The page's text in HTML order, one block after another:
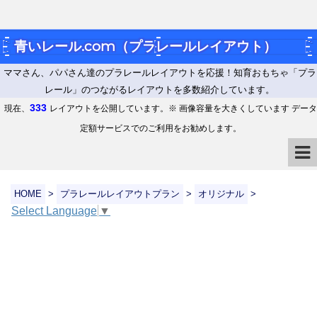
青いレール.com（プラレールレイアウト）
ママさん、パパさん達のプラレールレイアウトを応援！知育おもちゃ「プラ
レール」のつながるレイアウトを多数紹介しています。
現在、 333 レイアウトを公開しています。※ 画像容量を大きくしています データ
定額サービスでのご利用をお勧めします。
HOME > プラレールレイアウトプラン > オリジナル >
Select Language ▼